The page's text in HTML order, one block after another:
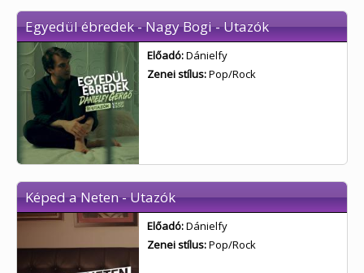
Egyedül ébredek - Nagy Bogi - Utazók
Előadó:Dánielfy
Zenei stílus:Pop/Rock
Képed a Neten - Utazók
Előadó:Dánielfy
Zenei stílus:Pop/Rock